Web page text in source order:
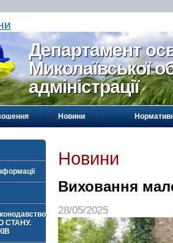
Департамент
Миколаївської
адміністрації
Новини
СТАНУ.
Новини
Виховання
28/05/2025